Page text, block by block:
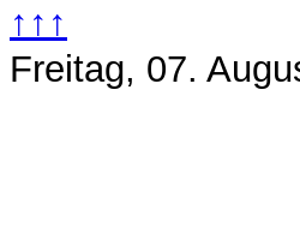
↑↑↑
Freitag, 07.